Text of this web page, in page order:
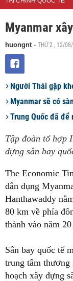
Myanmar
huongnt- THỨ 2 , 12/
Người Thái gặp
Myanmar sẽ có
Trung Quốc đã để
Tập đoàn tổ hợp
dựng sân bay
The Economic
dân dụng
Hanthawaddy
80 km về phía
thành vào năm
Sân bay quốc tế
trung tâm thương
hoạch xây dựng